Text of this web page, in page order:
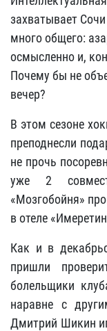
захватывает
много общего:
осмысленно и,
Почему бы не
вечер?
В этом сезоне
преподнесли
не прочь
уже 2
«Мозгобойня»
в отеле
Как и в
пришли
болельщики
наравне с
Дмитрий Шикин